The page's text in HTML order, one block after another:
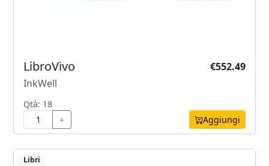
LibroVivo
InkWell
€552.49
Qtà: 18
Aggiungi
Libri